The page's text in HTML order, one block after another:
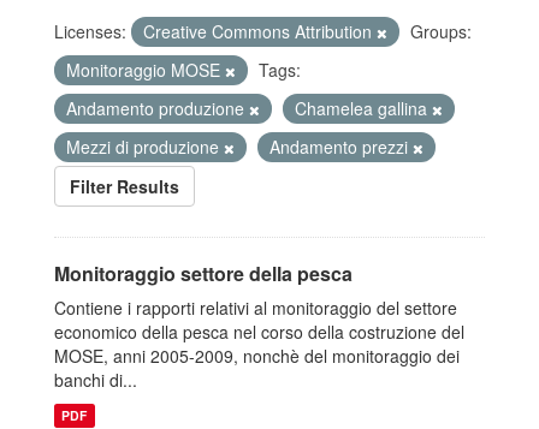
Licenses: Creative Commons Attribution
Groups:
Monitoraggio MOSE
Tags:
Andamento produzione
Chamelea gallina
Mezzi di produzione
Andamento prezzi
Filter Results
Monitoraggio settore della pesca
Contiene i rapporti relativi al monitoraggio del settore
economico della pesca nel corso della costruzione del
MOSE, anni 2005-2009, nonchè del monitoraggio dei
banchi di...
PDF